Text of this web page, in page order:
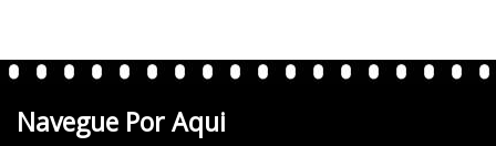
n
e
Navegue Por Aqui